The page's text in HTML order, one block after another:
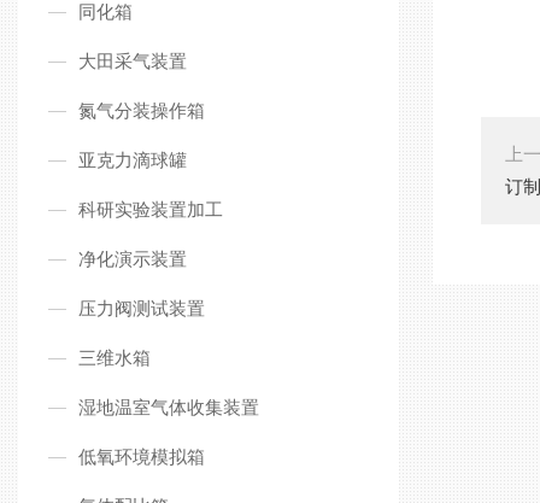
同化箱
大田采气装置
氮气分装操作箱
亚克力滴球罐
科研实验装置加工
净化演示装置
压力阀测试装置
三维水箱
湿地温室气体收集装置
低氧环境模拟箱
上
订